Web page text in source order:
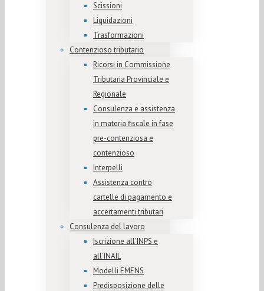
Scissioni
Liquidazioni
Trasformazioni
Contenzioso tributario
Ricorsi in Commissione
Tributaria Provinciale e
Regionale
Consulenza e assistenza
in materia fiscale in fase
pre-contenziosa e
contenzioso
Interpelli
Assistenza contro
cartelle di pagamento e
accertamenti tributari
Consulenza del lavoro
Iscrizione all’INPS e
all’INAIL
Modelli EMENS
Predisposizione delle